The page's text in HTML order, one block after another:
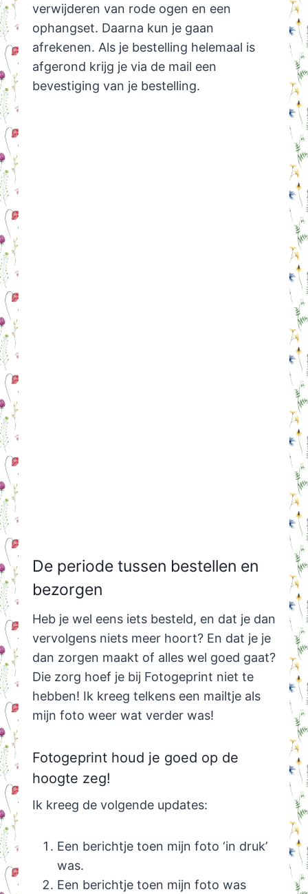
verwijderen van rode ogen en een
ophangset. Daarna kun je gaan
afrekenen. Als je bestelling helemaal is
afgerond krijg je via de mail een
bevestiging van je bestelling.
De periode tussen bestellen en
bezorgen
Heb je wel eens iets besteld, en dat je dan
vervolgens niets meer hoort? En dat je je
dan zorgen maakt of alles wel goed gaat?
Die zorg hoef je bij Fotogeprint niet te
hebben! Ik kreeg telkens een mailtje als
mijn foto weer wat verder was!
Fotogeprint houd je goed op de
hoogte zeg!
Ik kreeg de volgende updates:
Een berichtje toen mijn foto ‘in druk’
was.
Een berichtje toen mijn foto was